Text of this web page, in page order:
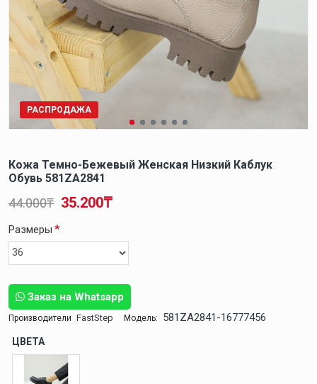
РАСПРОДАЖА
Кожа Темно-Бежевый Женская Низкий Каблук
Обувь 581ZA2841
Заказ на Whatsapp
Производители FastStep Модель: 581ZA2841-16777456
35.200₸
44.000₸
Размеры
ЦВЕТА